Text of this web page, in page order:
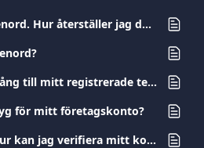
Jag har glömt mitt lösenord. Hur återställer jag det?
Jag har inte längre tillgång till mitt registrerade telefonnummer. Hur kan jag ändra det?
för mitt företagskonto?
Verifieringsprocess – Hur kan jag verifiera mitt konto?